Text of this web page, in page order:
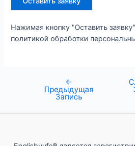
Нажимая кнопку "Оставить
политикой обработки
←
Предыдущая
Запись